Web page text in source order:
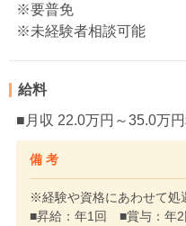
※要普免
※未経験者相談可能
給料
■月収 22.0万円～35.0万円
備 考
※経験や資格にあわせて処
■昇給：年1回 ■賞与：年2